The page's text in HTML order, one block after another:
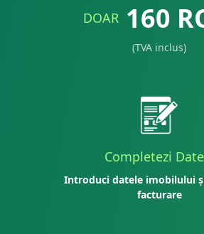
DOAR 160
(TVA inclus)
Completezi
Introduci datele imobilului
facturare